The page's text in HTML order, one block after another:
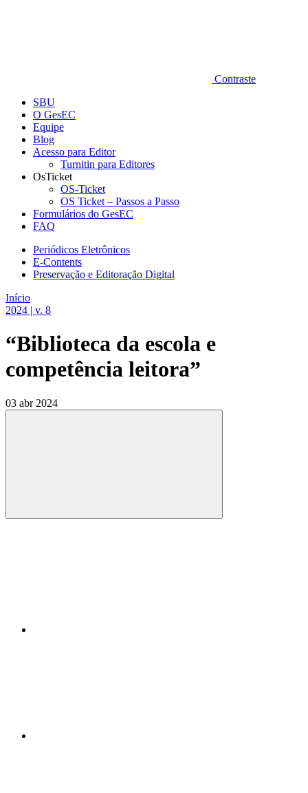
Contraste
SBU
O GesEC
Equipe
Blog
Acesso para Editor
Turnitin para Editores
OsTicket
OS-Ticket
OS Ticket – Passos a Passo
Formulários do GesEC
FAQ
Periódicos Eletrônicos
E-Contents
Preservação e Editoração Digital
Início
2024 | v. 8
“Biblioteca da escola e
competência leitora”
03 abr 2024
Compartilhar